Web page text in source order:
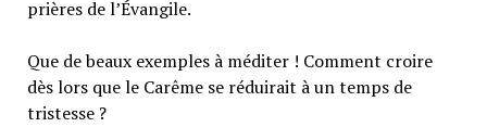
prières de l’Évangile.
Que de beaux exemples à méditer ! Comment croire
dès lors que le Carême se réduirait à un temps de
tristesse ?